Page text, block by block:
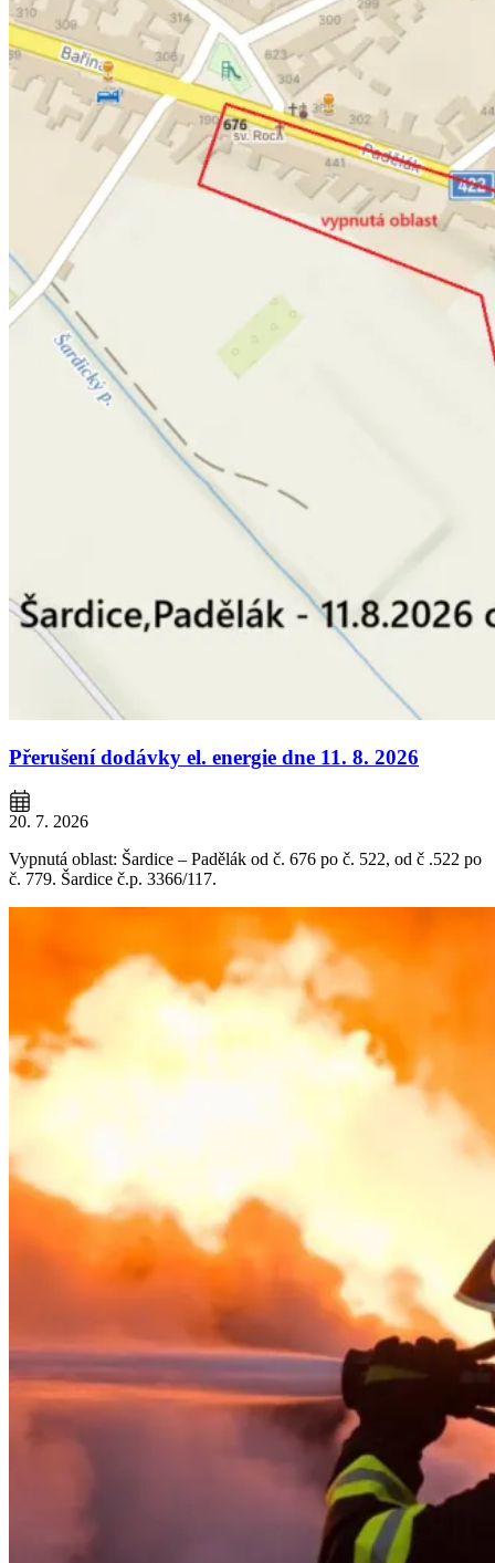
Přerušení dodávky el. energie dne 11. 8. 2026
20. 7. 2026
Vypnutá oblast: Šardice – Padělák od č. 676 po č. 522, od č .522 po
č. 779. Šardice č.p. 3366/117.